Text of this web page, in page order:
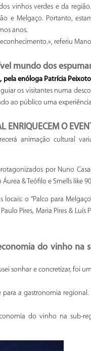
vinhos verdes e da
e Melgaço. Portanto,
anos.
referiu
mundo dos
pela enóloga Patrícia
os visitantes numa
ao público uma
ENRIQUECEM O
animação cultural
por Nuno
& Teófilo e Smells like
o “Palco para
Pires, Maria Pires & Luís
do vinho na
sonhar e concretizar, foi
a gastronomia
do vinho na sub-